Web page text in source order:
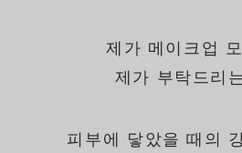
제가 메이크업
제가 부탁드리
피부에 닿았을 때의